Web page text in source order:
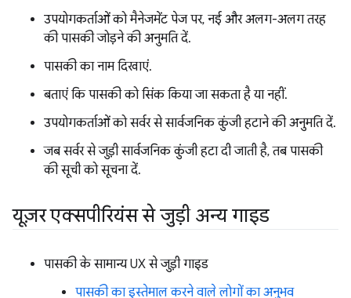
उपयोगकर्ताओं को मैनेजमेंट पेज पर, नई और अलग-अलग तरह
की पासकी जोड़ने की अनुमति दें.
पासकी का नाम दिखाएं.
बताएं कि पासकी को सिंक किया जा सकता है या नहीं.
उपयोगकर्ताओं को सर्वर से सार्वजनिक कुंजी हटाने की अनुमति दें.
जब सर्वर से जुड़ी सार्वजनिक कुंजी हटा दी जाती है, तब पासकी
की सूची को सूचना दें.
यूज़र एक्सपीरियंस से जुड़ी अन्य गाइड
पासकी के सामान्य UX से जुड़ी गाइड
पासकी का इस्तेमाल करने वाले लोगों का अनुभव